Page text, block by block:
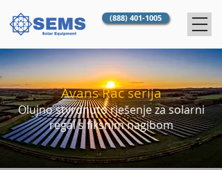
(888) 401-1005
Avans Rac serija
Olujno stvrdnuto rješenje za solarni
regal s fiksnim nagibom